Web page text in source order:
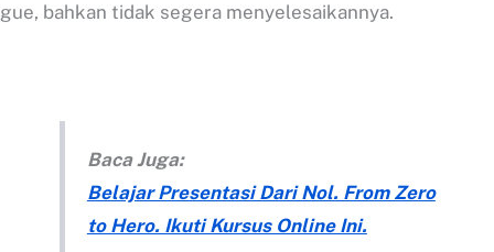
gue, bahkan tidak segera menyelesaikannya.
Baca Juga:
Belajar Presentasi Dari Nol. From Zero
to Hero. Ikuti Kursus Online Ini.